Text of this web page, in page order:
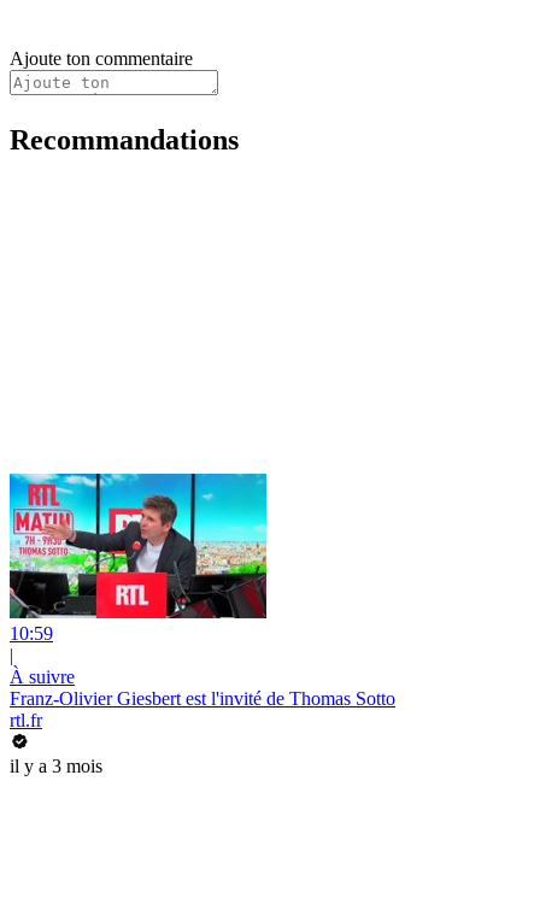
Ajoute ton commentaire
Recommandations
10:59
|
À suivre
Franz-Olivier Giesbert est l'invité de Thomas Sotto
rtl.fr
il y a 3 mois